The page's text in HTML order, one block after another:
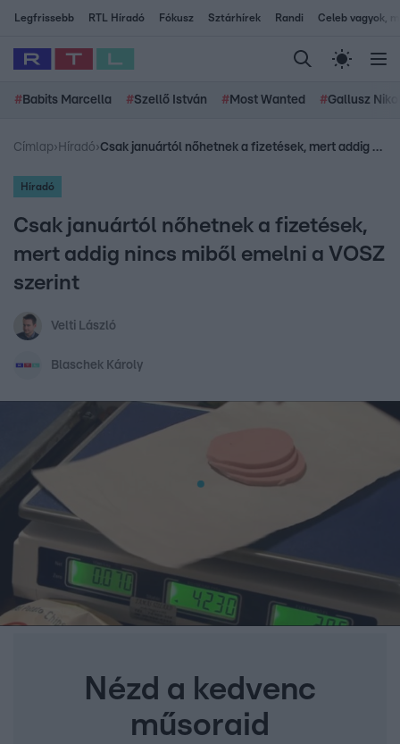
Legfrissebb RTL Híradó Fókusz Sztárhírek Randi Celeb vagyok,
# Babits Marcella #Szellő István # Most Wanted #Gallusz
Címlap› Híradó› Csak januártól nőhetnek a fizetések, mert addig nincs miből emelni a VOSZ szerint
Híradó
Csak januártól nőhetnek a fizetések,
mert addig nincs miből emelni a VOSZ
szerint
Velti László
Blaschek Károly
Nézd a kedvenc
műsoraid